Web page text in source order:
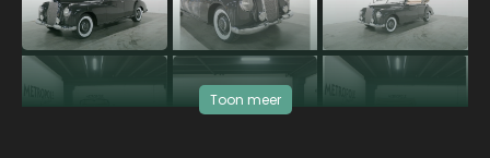
Toon meer